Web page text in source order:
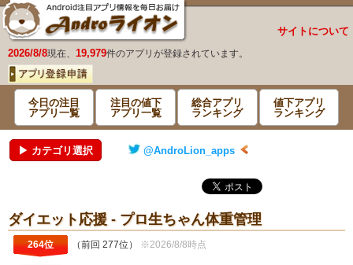
サイトについて
2026/8/8現在、 19,979件のアプリが登録されています。
今日の注目
アプリ一覧
注目の値下
アプリ一覧
総合アプリ
ランキング
値下アプリ
ランキング
▶ カテゴリ選択 @AndroLion_apps
ダイエット応援 - プロ生ちゃん体重管理
264位 （前回 277位） ※2026/8/8時点